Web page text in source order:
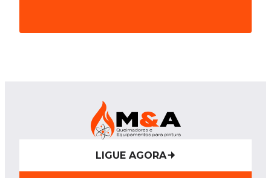
LIGUE AGORA